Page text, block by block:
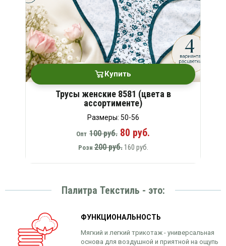
Купить
Трусы женские 8581 (цвета в
ассортименте)
Размеры: 50-56
Опт 100 руб. 80 руб.
Розн 200 руб.160 руб.
Палитра Текстиль - это:
ФУНКЦИОНАЛЬНОСТЬ
Мягкий и легкий трикотаж - универсальная
основа для воздушной и приятной на ощупь